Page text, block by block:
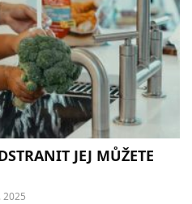
JEJ MŮŽETE
2025